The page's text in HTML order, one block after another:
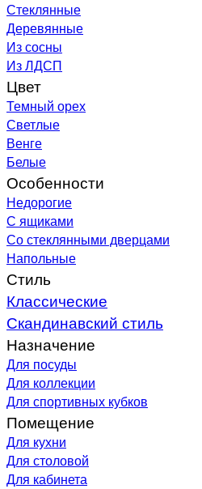
Стеклянные
Деревянные
Из сосны
Из ЛДСП
Цвет
Темный орех
Светлые
Венге
Белые
Особенности
Недорогие
С ящиками
Со стеклянными дверцами
Напольные
Стиль
Классические
Скандинавский стиль
Назначение
Для посуды
Для коллекции
Для спортивных кубков
Помещение
Для кухни
Для столовой
Для кабинета